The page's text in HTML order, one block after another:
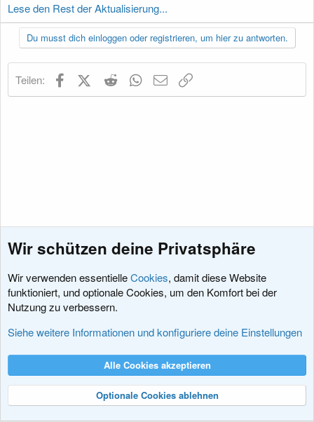
das Gäste und frisch registrierte...
www.xendach.de
Lese den Rest der Aktualisierung...
Du musst dich einloggen oder registrieren, um hier zu antworten.
Teilen: FacebookX (Twitter)
Reddit WhatsApp
E-Mail
Sprachpakete
Nutzungsbedingungen Datenschutz
R
Community platform by XenForo® © 2010-2024 XenForo Ltd.
Wir schützen deine Privatsphäre
Wir verwenden essentielleCookies, damit diese Website
funktioniert, und optionale Cookies, um den Komfort bei der
Nutzung zu verbessern.
Siehe weitere Informationen und konfiguriere deine Einstellungen
Alle Cookies akzeptieren
Optionale Cookies ablehnen